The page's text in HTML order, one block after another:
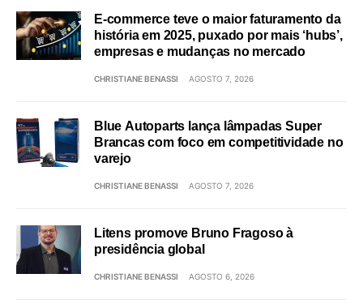
E-commerce teve o maior faturamento da
história em 2025, puxado por mais ‘hubs’,
empresas e mudanças no mercado
CHRISTIANE BENASSI AGOSTO 7, 2026
Blue Autoparts lança lâmpadas Super
Brancas com foco em competitividade no
varejo
CHRISTIANE BENASSI AGOSTO 7, 2026
Litens promove Bruno Fragoso à
presidência global
CHRISTIANE BENASSI AGOSTO 6, 2026